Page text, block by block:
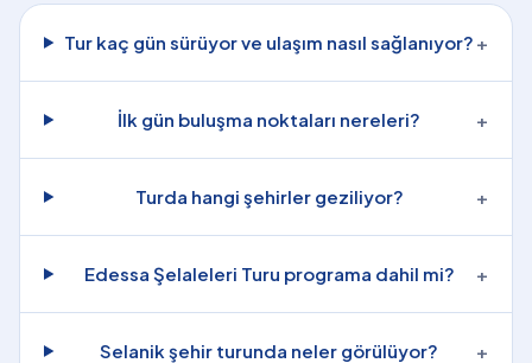
Tur kaç gün sürüyor ve ulaşım nasıl sağlanıyor? +
İlk gün buluşma noktaları nereleri? +
Turda hangi şehirler geziliyor? +
Edessa Şelaleleri Turu programa dahil mi? +
Selanik şehir turunda neler görülüyor? +